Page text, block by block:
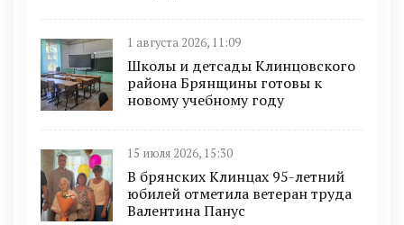
1 августа 2026, 11:09
Школы и детсады Клинцовского
района Брянщины готовы к
новому учебному году
15 июля 2026, 15:30
В брянских Клинцах 95-летний
юбилей отметила ветеран труда
Валентина Панус